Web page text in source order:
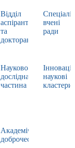
Відділ
аспірантури
та
докторантури
вчені
ради
Науково-
дослідна
частина
наукові
кластери
Академічна
доброчесність